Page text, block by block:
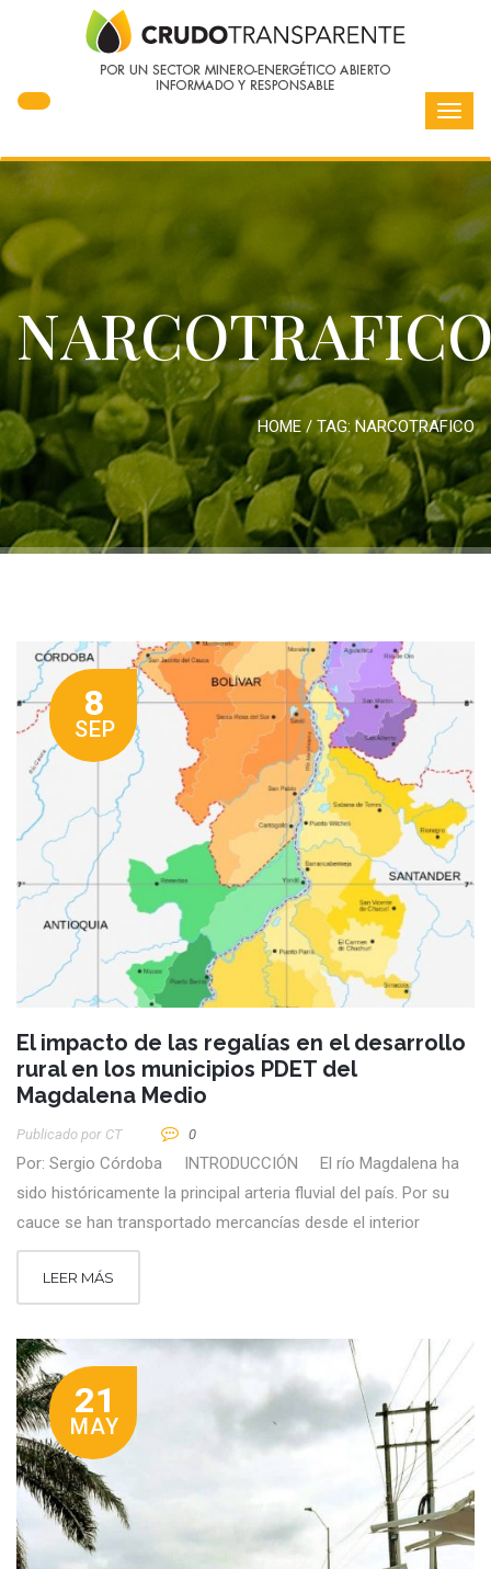
HOME / TAG:NARCOTRAFICO
8
SEP
El impacto de las regalías en el desarrollo
rural en los municipios PDET del
Magdalena Medio
Publicado por CT 0
Por: Sergio Córdoba INTRODUCCIÓN El río Magdalena ha
sido históricamente la principal arteria fluvial del país. Por su
cauce se han transportado mercancías desde el interior
LEER MÁS
21
MAY